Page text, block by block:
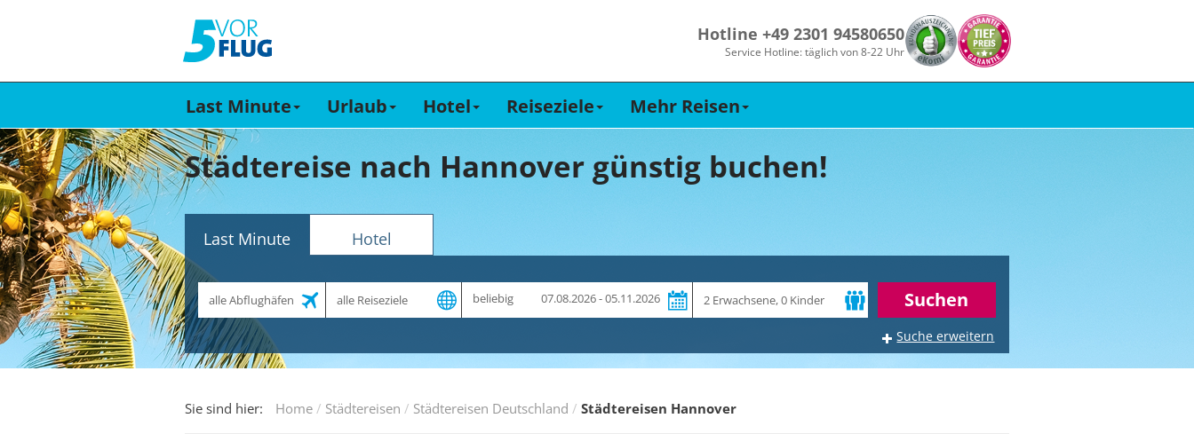
Hotline +49 2301 94580650
Service Hotline: täglich von 8-22 Uhr
Last Minute Urlaub Hotel Reiseziele Mehr Reisen
Städtereise nach Hannover günstig buchen!
Last Minute Hotel
Abflughafen
Zeitraum
beliebig 07.08.2026 - 05.11.2026 Suchen
Suche erweitern
Sie sind hier: Home Städtereisen Städtereisen Deutschland Städtereisen Hannover